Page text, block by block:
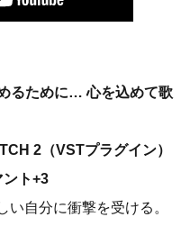
るために… 心を込めて歌
2（VSTプラグイン）
ント+3
自分に衝撃を受ける。